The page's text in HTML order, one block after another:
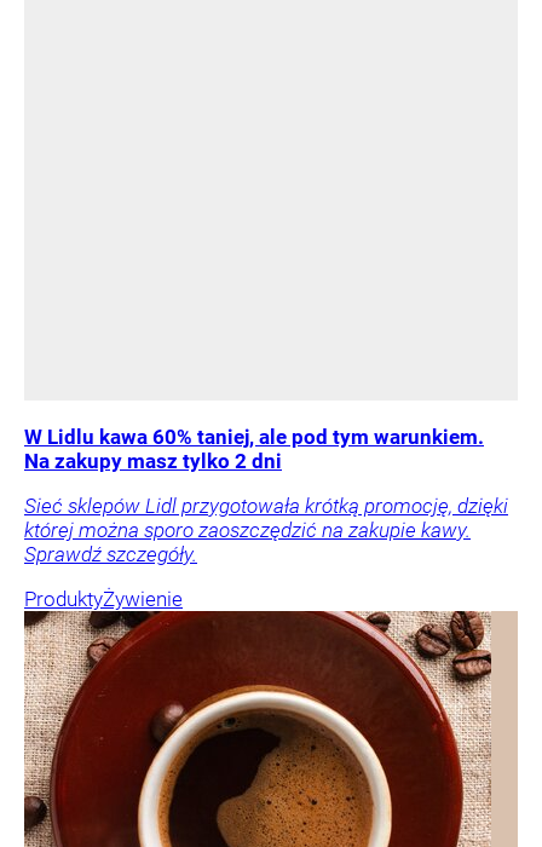
W Lidlu kawa 60% taniej, ale pod tym warunkiem.
Na zakupy masz tylko 2 dni
Sieć sklepów Lidl przygotowała krótką promocję, dzięki
której można sporo zaoszczędzić na zakupie kawy.
Sprawdź szczegóły.
ProduktyŻywienie